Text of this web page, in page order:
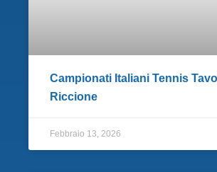
Campionati Italiani Tennis
Riccione
Febbraio 13, 2026